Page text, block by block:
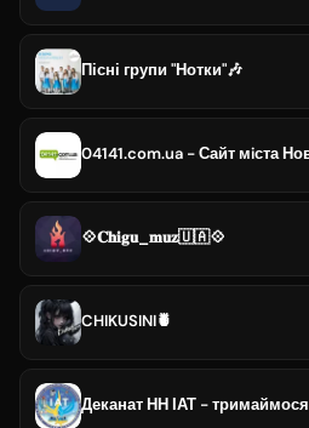
Пісні групи "Нотки"🎶
💠𝐂𝐡𝐢𝐠𝐮_𝐦𝐮𝐳🇺🇦💠
CHIKUSINI🍍
Деканат НН ІАТ - тримаймося